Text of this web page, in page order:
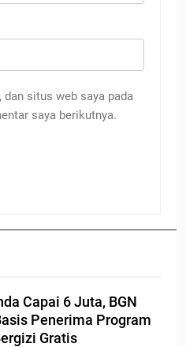
dan situs web saya pada
saya berikutnya.
Capai 6 Juta, BGN
Penerima Program
Gratis